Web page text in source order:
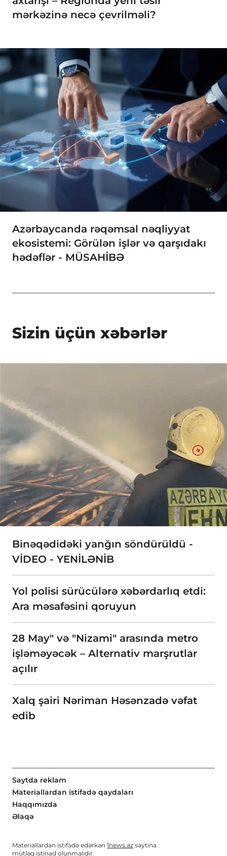
mərkəzinə necə çevrilməli?
Azərbaycanda rəqəmsal nəqliyyat
ekosistemi: Görülən işlər və qarşıdakı
hədəflər - MÜSAHİBƏ
Sizin üçün xəbərlər
Binəqədidəki yanğın söndürüldü -
VİDEO - YENİLƏNİB
Yol polisi sürücülərə xəbərdarlıq etdi:
Ara məsafəsini qoruyun
28 May" və "Nizami" arasında metro
işləməyəcək – Alternativ marşrutlar
açılır
Xalq şairi Nəriman Həsənzadə vəfat
edib
Saytda reklam
Materiallardan istifadə qaydaları
Haqqımızda
Əlaqə
Materiallardan istifadə edərkən 1news.az saytına
mütləq istinad olunmalıdır.